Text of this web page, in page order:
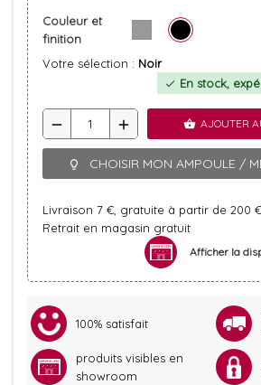
Couleur et
finition
Votre sélection : Noir
check En stock,
remove add shopping_basket AJOUTER
lightbulb_outline CHOISIR MON AMPOULE /
Livraison 7 €, gratuite à partir de 200
Retrait en magasin gratuit
Afficher la
100% satisfait
produits visibles en
showroom